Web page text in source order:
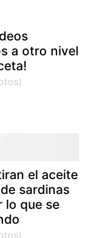
a otro nivel
el aceite
sardinas
lo que se